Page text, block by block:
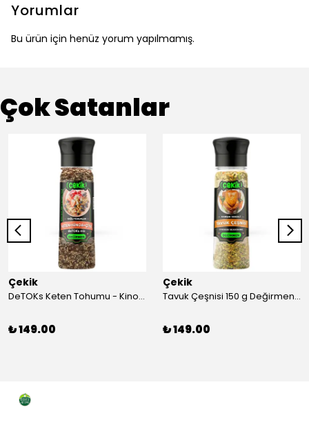
Yorumlar
Bu ürün için henüz yorum yapılmamış.
Çok Satanlar
Çekik
DeTOKs Keten Tohumu - Kinoa - Çiya Değirmen 220 g Yağ yakmaya ve Sindirim Sistemini Düzenlemeye Yardımcı Kendin Öğüt Taze
₺ 149.00
Çekik
Tavuk Çeşnisi 150 g Değirmen Karışık Sebzeli Kendin Öğüt
₺ 149.00